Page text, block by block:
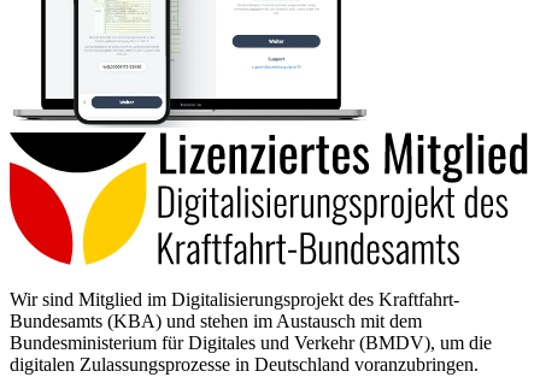
Wir sind Mitglied im Digitalisierungsprojekt des Kraftfahrt-
Bundesamts (KBA) und stehen im Austausch mit dem
Bundesministerium für Digitales und Verkehr (BMDV), um die
digitalen Zulassungsprozesse in Deutschland voranzubringen.